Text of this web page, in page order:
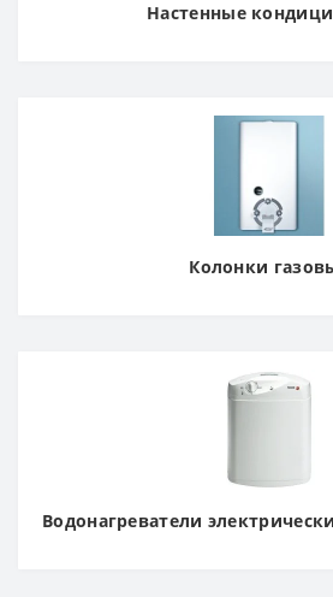
Настенные
Колонки
Водонагреватели